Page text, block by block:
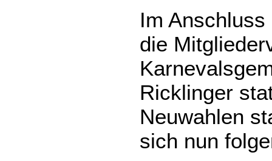
Im
die
Ricklinger
Neuwahlen
sich nun